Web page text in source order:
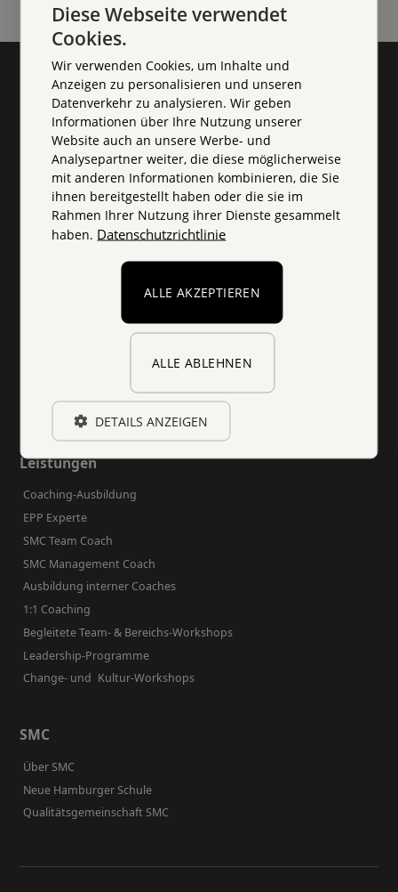
SMC
Systemisch.
Menschlich.
Coachend.
Führungskräfte & Projektverantwortliche
Psychosoziale Fachpersonen
Leistungen
Coaching-Ausbildung
EPP Experte
SMC Team Coach
SMC Management Coach
Ausbildung interner Coaches
1:1 Coaching
Begleitete Team- & Bereichs-Workshops
Leadership-Programme
Change- und Kultur-Workshops
SMC
Über SMC
Neue Hamburger Schule
Qualitätsgemeinschaft SMC
Diese Webseite verwendet
Cookies.
Wir verwenden Cookies, um Inhalte und
Anzeigen zu personalisieren und unseren
Datenverkehr zu analysieren. Wir geben
Informationen über Ihre Nutzung unserer
Website auch an unsere Werbe- und
Analysepartner weiter, die diese möglicherweise
mit anderen Informationen kombinieren, die Sie
ihnen bereitgestellt haben oder die sie im
Rahmen Ihrer Nutzung ihrer Dienste gesammelt
haben. Datenschutzrichtlinie
ALLE AKZEPTIEREN
ALLE ABLEHNEN
DETAILS ANZEIGEN